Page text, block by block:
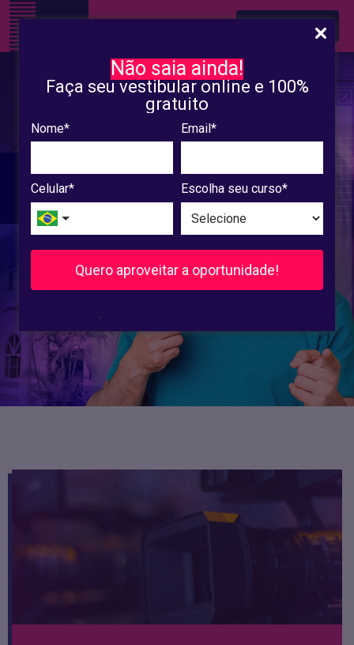
Não saia ainda!
Faça seu vestibular online e 100%
gratuito
Nome* Email*
Celular* Escolha seu curso*
Quero aproveitar a oportunidade!
.
INSCREVA-SE